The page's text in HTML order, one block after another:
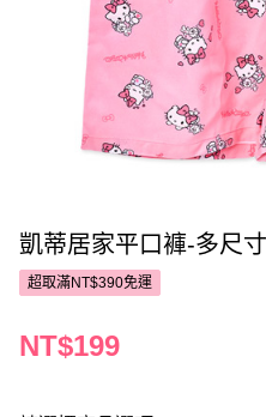
凱蒂居家平口褲-多尺
超取滿NT$390免運
NT$199